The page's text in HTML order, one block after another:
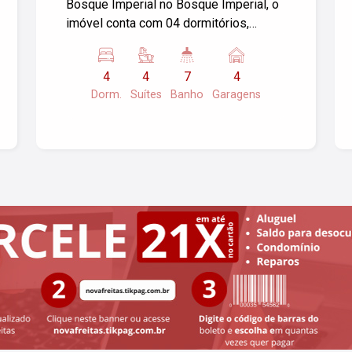
Bosque Imperial no Bosque Imperial, o
imóvel conta com 04 dormitórios,
banheiros. Ampla sala para 03
ambientes, copa e cozinha reformadas
e água quente na pia, 04 garagens
4
Dorm.
4
Suítes
7
Banho
4
Garagens